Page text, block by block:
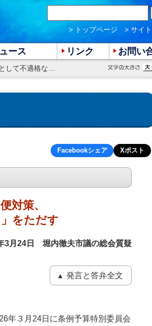
スペイ」をただす
Facebookシェア Xポスト
対策、
をただす
3月24日 堀内徹夫市議の総会質疑
発言と答弁全文
年３月24日に条例予算特別委員会
ース リンク お問い
> トップページ > サイ